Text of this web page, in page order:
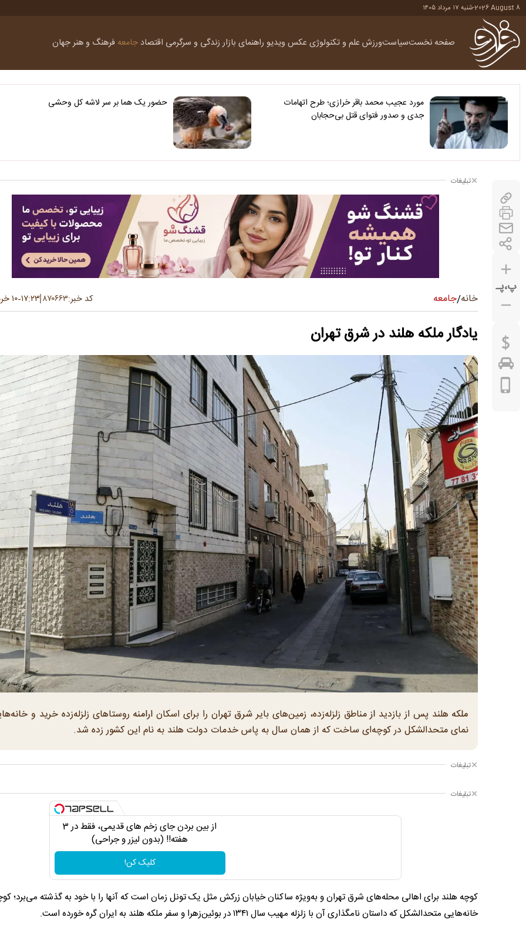
2026 August 8
-شنبه ۱۷ مرداد ۱۴۰۵
صفحه نخستسیاستورزش علم و تکنولوژی عکس ویدیو راهنمای بازارزندگی و سرگرمی اقتصاد جامعه فرهنگ و هنرجهان
مورد عجیب محمد باقر خرازی؛ طرح اتهامات
جدی و صدور فتوای قتل بی‌حجابان
حضور یک هما بر سر لاشه‌ کل وحشی
پ،پـ
تبلیغات
خانه/جامعه کد خبر:۸۷۰۶۶۳ ۱۷:۲۳-۱۰ خرداد ۱۴۰۴
یادگار ملکه هلند در شرق تهران
ملکه هلند پس از بازدید از مناطق زلزله‌زده، زمین‌های بایر شرق تهران را برای اسکان ارامنه روستاهای زلزله‌زده خرید و
نمای متحدالشکل در کوچه‌ای ساخت که از همان سال به پاس خدمات دولت هلند به نام این کشور زده شد.
تبلیغات
تبلیغات
از بین بردن جای زخم های قدیمی، فقط در 3
هفته!! (بدون لیزر و جراحی)
کلیک کن!
کوچه هلند برای اهالی محله‌های شرق تهران و به‌ویژه ساکنان خیابان زرکش مثل یک تونل زمان است که آنها را با خود به گذشته می‌برد؛
خانه‌هایی متحدالشکل که داستان نامگذاری آن با زلزله‌ مهیب سال ۱۳۴۱ در بوئین‌زهرا و سفر ملکه هلند به ایران گره خورده است.